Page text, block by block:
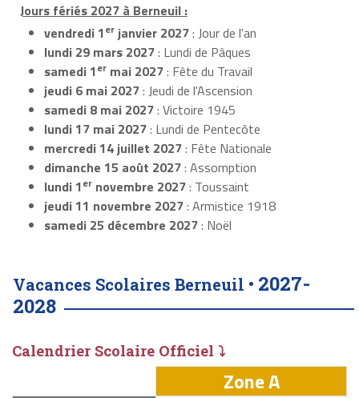
Jours fériés 2027 à Berneuil :
vendredi 1er janvier 2027: Jour de l'an
lundi 29 mars 2027: Lundi de Pâques
samedi 1er mai 2027: Fête du Travail
jeudi 6 mai 2027: Jeudi de l'Ascension
samedi 8 mai 2027: Victoire 1945
lundi 17 mai 2027: Lundi de Pentecôte
mercredi 14 juillet 2027: Fête Nationale
dimanche 15 août 2027: Assomption
lundi 1er novembre 2027: Toussaint
jeudi 11 novembre 2027: Armistice 1918
samedi 25 décembre 2027: Noël
Vacances Scolaires Berneuil • 2027-
2028
Calendrier Scolaire Officiel ⤵
Zone A